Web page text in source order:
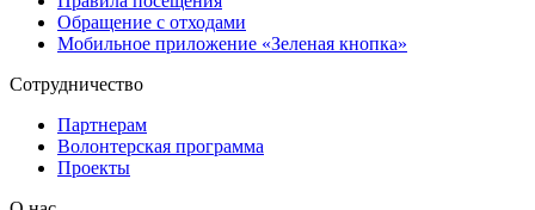
Обращение с отходами
Мобильное приложение «Зеленая кнопка»
Сотрудничество
Партнерам
Волонтерская программа
Проекты